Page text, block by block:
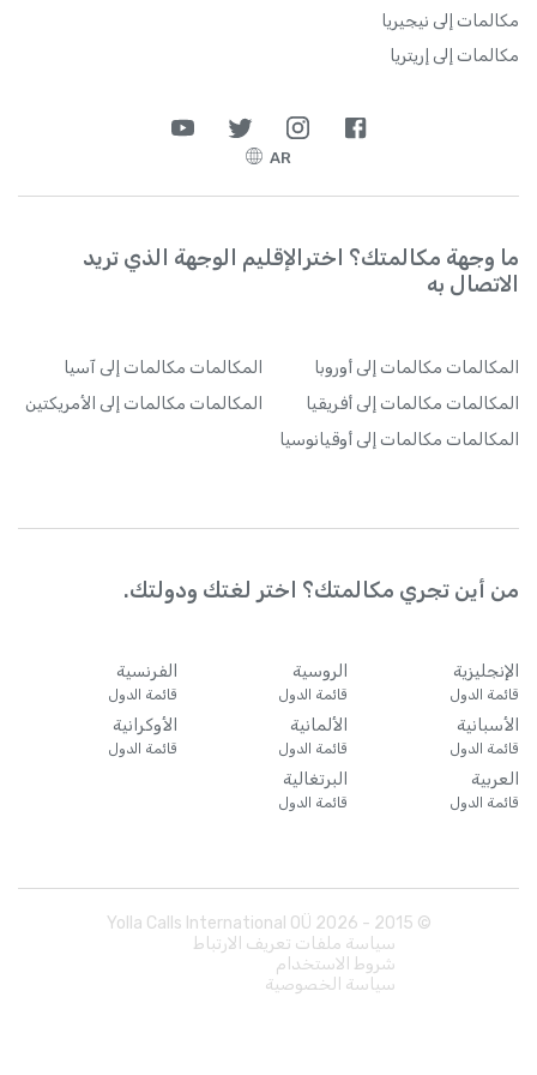
مكالمات إلى نيجيريا
مكالمات إلى إريتريا
AR
ما وجهة مكالمتك؟ اخترالإقليم الوجهة الذي تريد
الاتصال به
المكالمات مكالمات إلى أوروبا المكالمات مكالمات إلى آسيا
المكالمات مكالمات إلى أفريقيا المكالمات مكالمات إلى الأمريكتين
المكالمات مكالمات إلى أوقيانوسيا
من أين تجري مكالمتك؟ اختر لغتك ودولتك.
الإنجليزية
قائمة الدول
الروسية
قائمة الدول
الفرنسية
قائمة الدول
الأسبانية
قائمة الدول
الألمانية
قائمة الدول
الأوكرانية
قائمة الدول
العربية
قائمة الدول
البرتغالية
قائمة الدول
© 2015 -
2026
سياسة ملفات تعريف الارتباط
شروط الاستخدام
سياسة الخصوصية